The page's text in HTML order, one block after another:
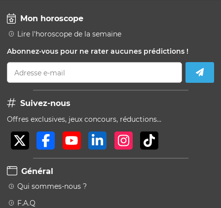
Mon horoscope
Lire l'horoscope de la semaine
Abonnez-vous pour ne rater aucunes prédictions !
Adresse e-mail
Suivez-nous
Offres exclusives, jeux concours, réductions…
Général
Qui sommes-nous ?
F.A.Q